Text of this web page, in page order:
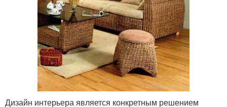
Дизайн интерьера является конкретным решением